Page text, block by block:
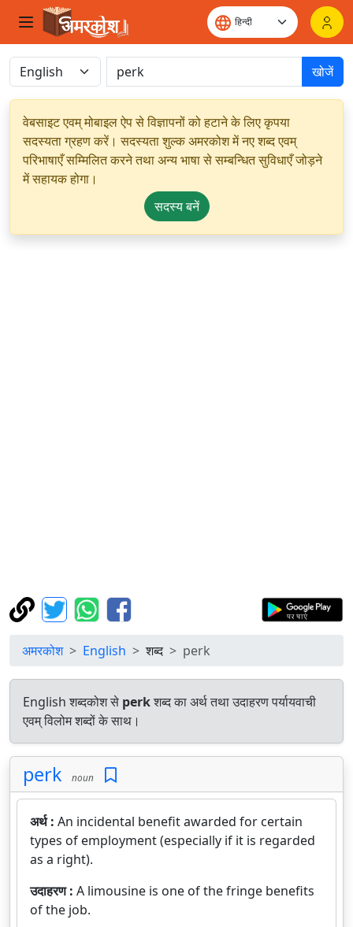
खोजें
वेबसाइट एवम् मोबाइल ऐप से विज्ञापनों को हटाने के लिए कृपया
सदस्यता ग्रहण करें। सदस्यता शुल्क अमरकोश में नए शब्द एवम्
परिभाषाएँ सम्मिलित करने तथा अन्य भाषा से सम्बन्धित सुविधाएँ जोड़ने
में सहायक होगा।
सदस्य बनें
अमरकोश English शब्द perk
English शब्दकोश से perkशब्द का अर्थ तथा उदाहरण पर्यायवाची
एवम् विलोम शब्दों के साथ।
perk noun
अर्थ : An incidental benefit awarded for certain
types of employment (especially if it is regarded
as a right).
उदाहरण : A limousine is one of the fringe benefits
of the job.